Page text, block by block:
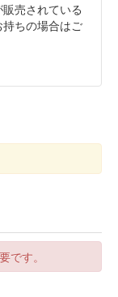
タンプラリーin
）に入城するとも
タンプラリーin
）に入城するとも
売されている
ちの場合はご
です。